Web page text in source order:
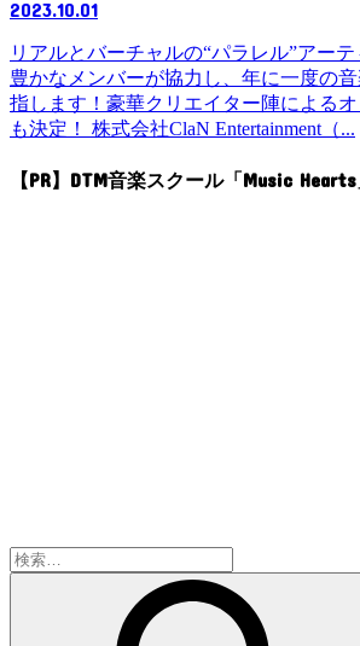
2023.10.01
リアルとバーチャルの“パラレル”アー
豊かなメンバーが協力し、年に一度の
指します！豪華クリエイター陣による
も決定！ 株式会社ClaN Entertainment（...
【PR】DTM音楽スクール「Music Hearts
検
索: